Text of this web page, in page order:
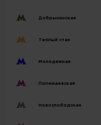
Добрынинская
Теплый стан
Молодежная
Полежаевская
Новослободская